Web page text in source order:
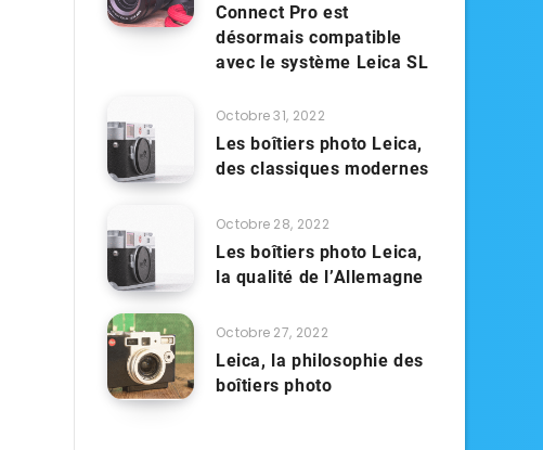
Connect Pro est
désormais compatible
avec le système Leica SL
Octobre 31, 2022
Les boîtiers photo Leica,
des classiques modernes
Octobre 28, 2022
Les boîtiers photo Leica,
la qualité de l’Allemagne
Octobre 27, 2022
Leica, la philosophie des
boîtiers photo